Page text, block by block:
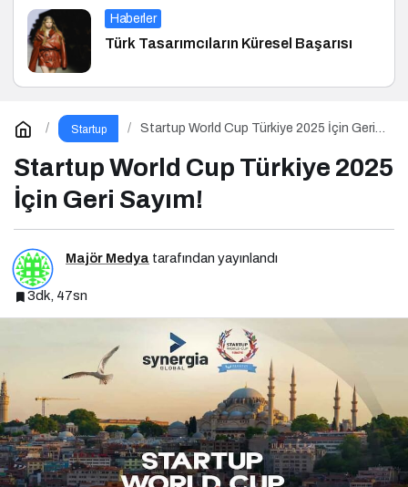
Haberler
Türk Tasarımcıların Küresel Başarısı
Startup
Startup World Cup Türkiye 2025 İçin Geri
Startup World Cup Türkiye 2025
İçin Geri Sayım!
Majör Medya tarafından yayınlandı
3dk, 47sn